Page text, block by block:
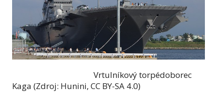
Vrtulníkový torpédoborec
Kaga (Zdroj: Hunini, CC BY-SA 4.0)